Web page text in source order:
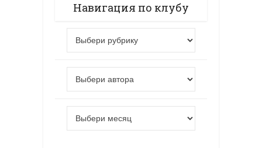
Навигация по клубу